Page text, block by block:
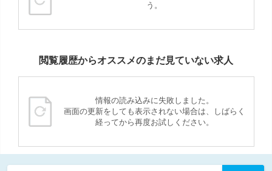
う。
閲覧履歴からオススメのまだ見ていない求人
情報の読み込みに失敗しました。
画面の更新をしても表示されない場合は、しばらく
経ってから再度お試しください。